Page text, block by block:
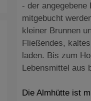
- der
mitgebucht
kleiner Brunnen
Fließendes,
laden. Bis zum
Lebensmittel aus
Die Almhütte ist